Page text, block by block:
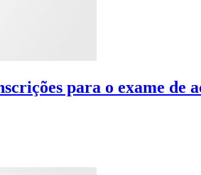
para o exame de